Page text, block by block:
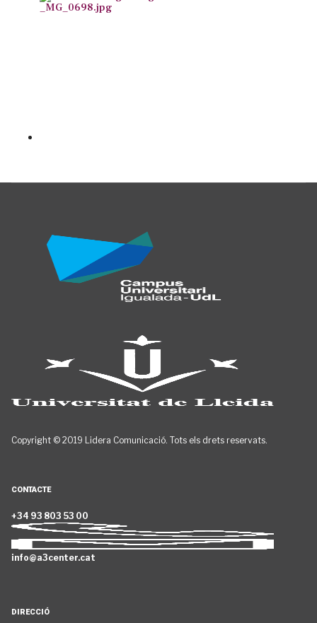
Copyright © 2019 Lidera Comunicació. Tots els drets reservats.
CONTACTE
+34 93 803 53 00
info@a3center.cat
DIRECCIÓ